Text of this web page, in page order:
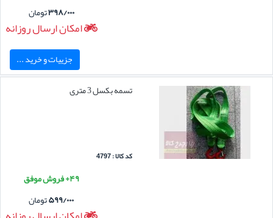
۳۹۸/۰۰۰تومان
امکان ارسال روزانه
جزییات و خرید ...
تسمه بکسل 3 متری
کد کالا : 4797
۴۹+ فروش موفق
۵۹۹/۰۰۰تومان